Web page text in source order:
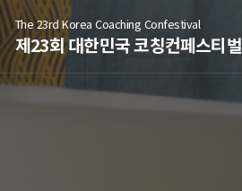
The 23rd Korea Coaching Confestival
제23회 대한민국 코칭컨페스티벌